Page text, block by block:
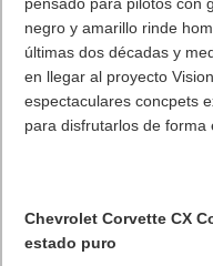
negro y amarillo rinde
últimas dos décadas y
en llegar al proyecto
espectaculares concpets
para disfrutarlos de forma
Chevrolet Corvette CX
estado puro